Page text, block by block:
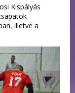
Kispályás
illetve a